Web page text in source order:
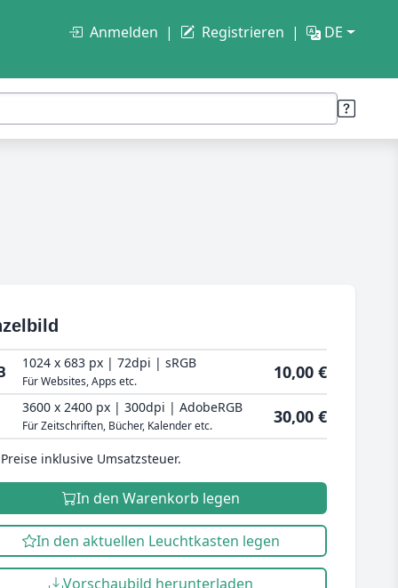
Anmelden Registrieren DE
1024 x 683 px | 72dpi | sRGB
Für Websites, Apps etc. 10,00 €
3600 x 2400 px | 300dpi | AdobeRGB
Für Zeitschriften, Bücher, Kalender etc. 30,00 €
inklusive Umsatzsteuer.
In den Warenkorb legen
In den aktuellen Leuchtkasten legen
Vorschaubild herunterladen